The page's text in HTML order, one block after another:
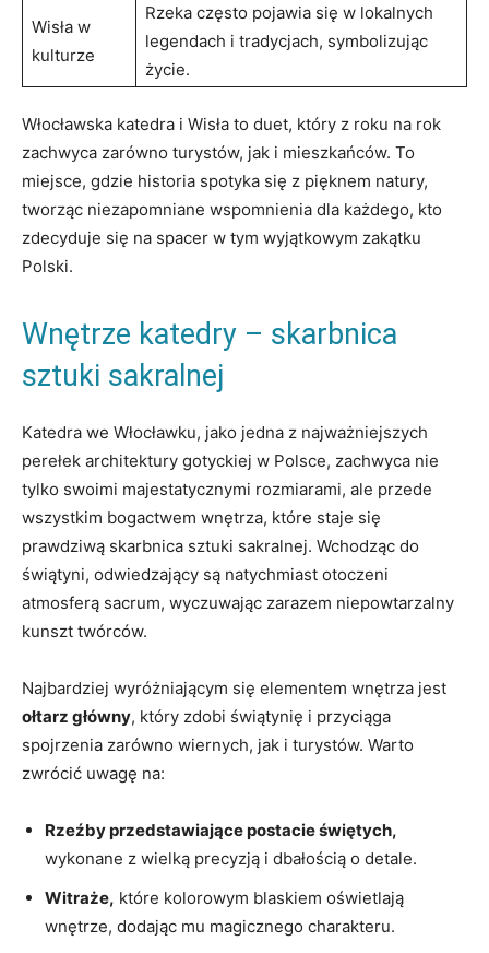
Wisła w
kulturze
Rzeka często pojawia się w lokalnych​
legendach i​ tradycjach, symbolizując
życie.
Włocławska katedra i Wisła to duet, ⁣który z roku na ⁤rok
zachwyca zarówno ⁤turystów, jak i mieszkańców. To
miejsce, ​gdzie historia⁢ spotyka się z pięknem natury,
tworząc ⁤niezapomniane wspomnienia ‌dla⁤ każdego, kto
zdecyduje się na​ spacer ‌w​ tym wyjątkowym​ zakątku
Polski.
Wnętrze‍ katedry – skarbnica ​
sztuki sakralnej
Katedra we‍ Włocławku, jako jedna z najważniejszych
perełek architektury⁢ gotyckiej ⁣w Polsce, zachwyca ‌nie
tylko ⁤swoimi majestatycznymi rozmiarami,‌ ale⁢ przede
‌wszystkim bogactwem wnętrza, ⁢które staje się
prawdziwą skarbnica ‍sztuki sakralnej.​ Wchodząc do
świątyni, odwiedzający są‍ natychmiast ‌otoczeni
‌atmosferą sacrum, wyczuwając‍ zarazem niepowtarzalny ​
kunszt twórców.
Najbardziej ​wyróżniającym się elementem⁤ wnętrza ‌jest ⁣
ołtarz główny, który ⁢zdobi świątynię i‌ przyciąga
spojrzenia zarówno wiernych, jak i turystów. Warto
zwrócić uwagę na:
Rzeźby‌ przedstawiające postacie ⁤świętych,
wykonane z wielką precyzją i dbałością o detale.
Witraże, które kolorowym blaskiem oświetlają
wnętrze, dodając mu magicznego charakteru.